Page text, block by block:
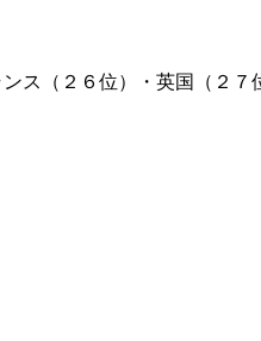
ス（２６位）・英国（２